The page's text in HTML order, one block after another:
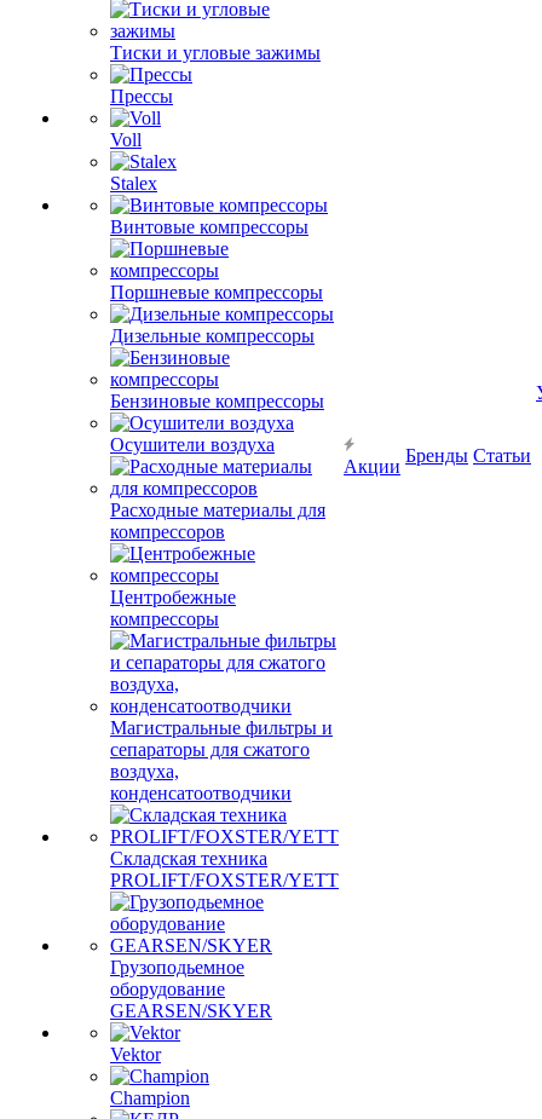
Тиски и угловые зажимы
Прессы
Voll
Stalex
Винтовые компрессоры
Поршневые компрессоры
Дизельные компрессоры
Бензиновые компрессоры
Осушители воздуха
Расходные материалы для
компрессоров
Центробежные
компрессоры
Магистральные фильтры и
сепараторы для сжатого
воздуха,
конденсатоотводчики
Складская техника
PROLIFT/FOXSTER/YETT
Грузоподьемное
оборудование
GEARSEN/SKYER
Vektor
Champion
Акции
Бренды Статьи